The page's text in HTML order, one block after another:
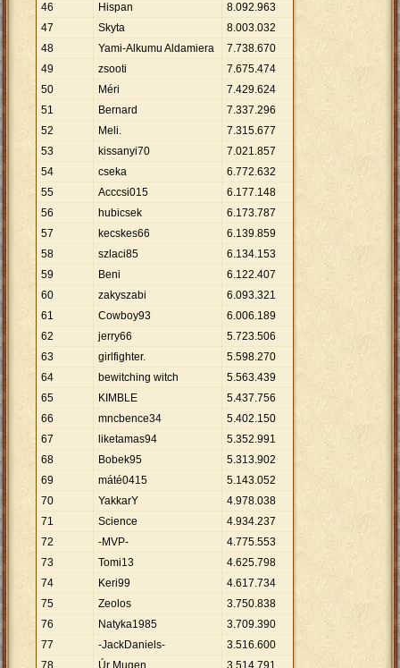
46
Hispan 8.092.963
47
Skyta 8.003.032
48
Yami-Alkumu Aldamiera 7.738.670
49
zsooti 7.675.474
50
Méri 7.429.624
51
Bernard 7.337.296
52
Meli. 7.315.677
53
kissanyi70 7.021.857
54
cseka 6.772.632
55
Acccsi015 6.177.148
56
hubicsek 6.173.787
57
kecskes66 6.139.859
58
szlaci85 6.134.153
59
Beni 6.122.407
60
zakyszabi 6.093.321
61
Cowboy93 6.006.189
62
jerry66 5.723.506
63
girlfighter. 5.598.270
64
bewitching witch 5.563.439
65
KIMBLE 5.437.756
66
mncbence34 5.402.150
67
liketamas94 5.352.991
68
Bobek95 5.313.902
69
máté0415 5.143.052
70
YakkarY 4.978.038
71
Science 4.934.237
72
-MVP- 4.775.553
73
Tomi13 4.625.798
74
Keri99 4.617.734
75
Zeolos 3.750.838
76
Natyka1985 3.709.390
77
-JackDaniels- 3.516.600